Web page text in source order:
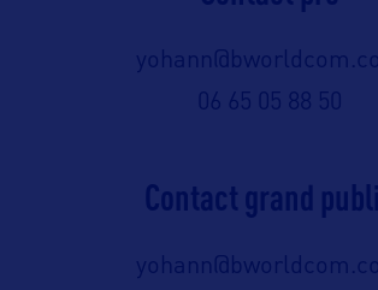
06 65 05 88 50
Contact grand